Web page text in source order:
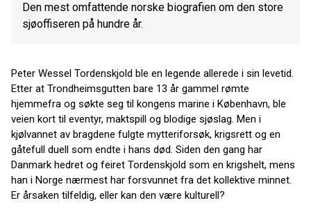
Den mest omfattende norske biografien om den store
sjøoffiseren på hundre år.
Peter Wessel Tordenskjold ble en legende allerede i sin levetid.
Etter at Trondheimsgutten bare 13 år gammel rømte
hjemmefra og søkte seg til kongens marine i København, ble
veien kort til eventyr, maktspill og blodige sjøslag. Men i
kjølvannet av bragdene fulgte mytteriforsøk, krigsrett og en
gåtefull duell som endte i hans død. Siden den gang har
Danmark hedret og feiret Tordenskjold som en krigshelt, mens
han i Norge nærmest har forsvunnet fra det kollektive minnet.
Er årsaken tilfeldig, eller kan den være kulturell?